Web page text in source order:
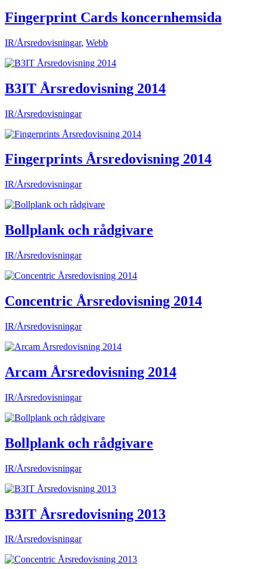
Fingerprint Cards koncernhemsida
IR/Årsredovisningar, Webb
B3IT Årsredovisning 2014
IR/Årsredovisningar
Fingerprints Årsredovisning 2014
IR/Årsredovisningar
Bollplank och rådgivare
IR/Årsredovisningar
Concentric Årsredovisning 2014
IR/Årsredovisningar
Arcam Årsredovisning 2014
IR/Årsredovisningar
Bollplank och rådgivare
IR/Årsredovisningar
B3IT Årsredovisning 2013
IR/Årsredovisningar